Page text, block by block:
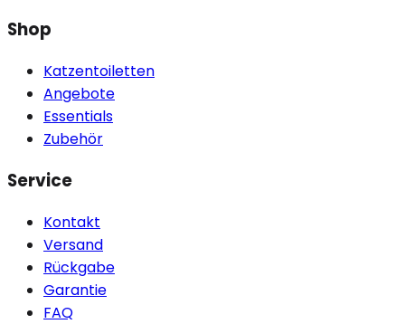
Shop
Katzentoiletten
Angebote
Essentials
Zubehör
Service
Kontakt
Versand
Rückgabe
Garantie
FAQ